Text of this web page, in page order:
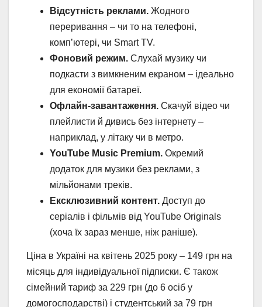
Відсутність реклами. Жодного
переривання – чи то на телефоні,
комп’ютері, чи Smart TV.
Фоновий режим. Слухай музику чи
подкасти з вимкненим екраном – ідеально
для економії батареї.
Офлайн-завантаження. Скачуй відео чи
плейлисти й дивись без інтернету –
наприклад, у літаку чи в метро.
YouTube Music Premium. Окремий
додаток для музики без реклами, з
мільйонами треків.
Ексклюзивний контент. Доступ до
серіалів і фільмів від YouTube Originals
(хоча їх зараз менше, ніж раніше).
Ціна в Україні на квітень 2025 року – 149 грн на
місяць для індивідуальної підписки. Є також
сімейний тариф за 229 грн (до 6 осіб у
домогосподарстві) і студентський за 79 грн